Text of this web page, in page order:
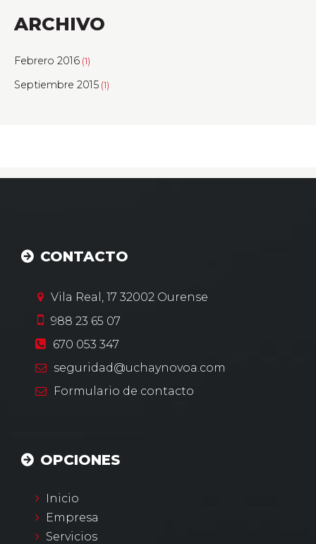
ARCHIVO
Febrero 2016 (1)
Septiembre 2015 (1)
CONTACTO
Vila Real, 17 32002 Ourense
988 23 65 07
670 053 347
seguridad@uchaynovoa.com
Formulario de contacto
OPCIONES
Inicio
Empresa
Servicios